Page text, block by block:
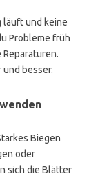
läuft und keine
Probleme früh
besser.
Biegen
oder
sich die Blätter